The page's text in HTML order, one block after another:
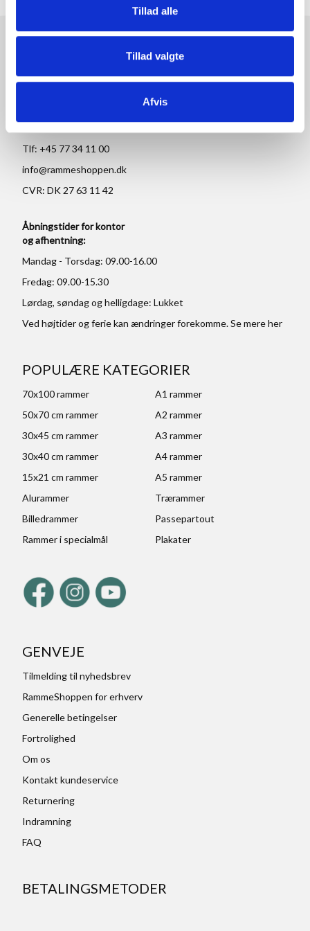
Tillad alle
Tillad valgte
Afvis
RAMMESHOPPEN.DK
Tlf: +45 77 34 11 00
info@rammeshoppen.dk
CVR: DK 27 63 11 42
Åbningstider for kontor
og afhentning:
Mandag - Torsdag: 09.00-16.00
Fredag: 09.00-15.30
Lørdag, søndag og helligdage: Lukket
Ved højtider og ferie kan ændringer forekomme. Se mereher
POPULÆRE KATEGORIER
70x100 rammer
A1 rammer
50x70 cm rammer
A2 rammer
30x45 cm rammer
A3 rammer
30x40 cm rammer
A4 rammer
15x21 cm rammer
A5 rammer
Alurammer
Trærammer
Billedrammer
Passepartout
Rammer i specialmål
Plakater
GENVEJE
Tilmelding til nyhedsbrev
RammeShoppen for erhverv
Generelle betingelser
Fortrolighed
Om os
Kontakt kundeservice
Returnering
Indramning
FAQ
BETALINGSMETODER